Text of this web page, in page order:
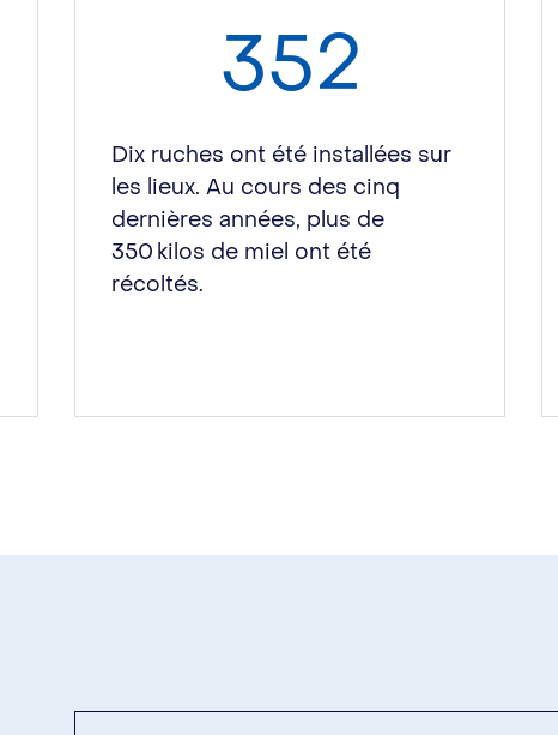
352
Dix ruches ont été installées sur
les lieux. Au cours des cinq
dernières années, plus de
350 kilos de miel ont été
récoltés.